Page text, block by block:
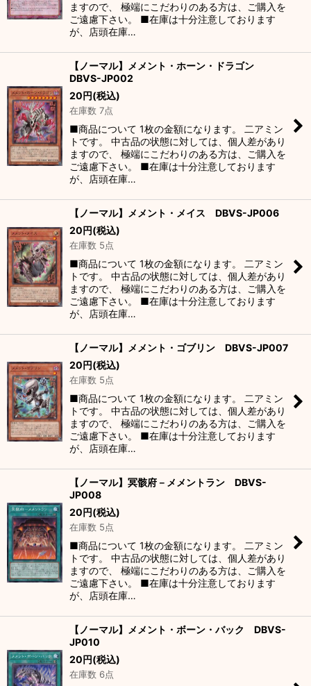
ますので、 極端にこだわりのある方は、ご購入を
ご遠慮下さい。 ■在庫は十分注意しております
が、店頭在庫…
【ノーマル】メメント・ホーン・ドラゴン
DBVS-JP002
20円(税込)
在庫数 7点
■商品について 1枚の金額になります。 二アミン
トです。 中古品の状態に対しては、個人差があり
ますので、 極端にこだわりのある方は、ご購入を
ご遠慮下さい。 ■在庫は十分注意しております
が、店頭在庫…
【ノーマル】メメント・メイス DBVS-JP006
20円(税込)
在庫数 5点
■商品について 1枚の金額になります。 二アミン
トです。 中古品の状態に対しては、個人差があり
ますので、 極端にこだわりのある方は、ご購入を
ご遠慮下さい。 ■在庫は十分注意しております
が、店頭在庫…
【ノーマル】メメント・ゴブリン DBVS-JP007
20円(税込)
在庫数 5点
■商品について 1枚の金額になります。 二アミン
トです。 中古品の状態に対しては、個人差があり
ますので、 極端にこだわりのある方は、ご購入を
ご遠慮下さい。 ■在庫は十分注意しております
が、店頭在庫…
【ノーマル】冥骸府－メメントラン DBVS-
JP008
20円(税込)
在庫数 5点
■商品について 1枚の金額になります。 二アミン
トです。 中古品の状態に対しては、個人差があり
ますので、 極端にこだわりのある方は、ご購入を
ご遠慮下さい。 ■在庫は十分注意しております
が、店頭在庫…
【ノーマル】メメント・ボーン・バック DBVS-
JP010
20円(税込)
在庫数 6点